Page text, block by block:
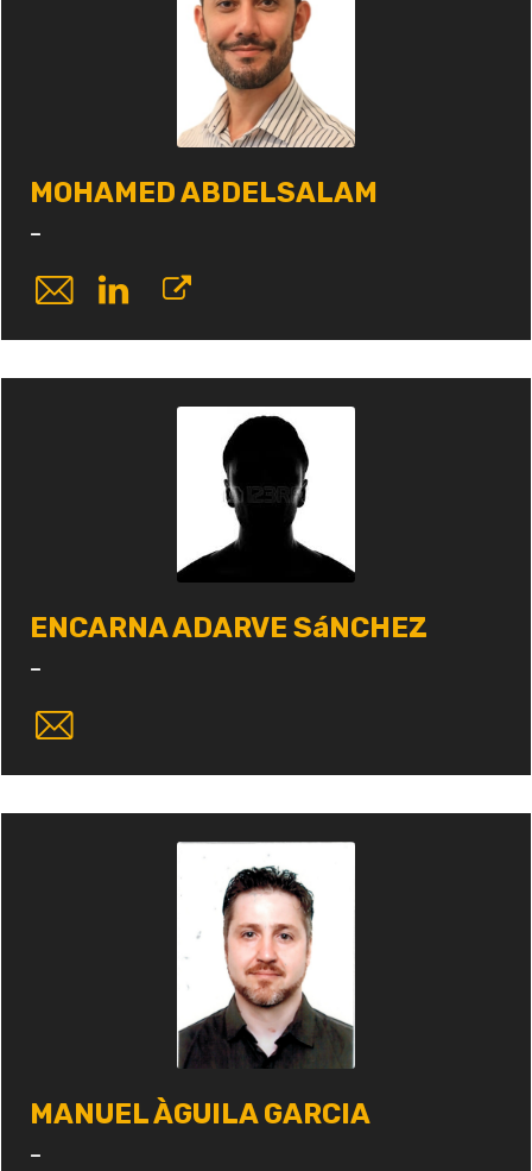
MOHAMED ABDELSALAM
-
ENCARNA ADARVE SáNCHEZ
-
MANUEL ÀGUILA GARCIA
-